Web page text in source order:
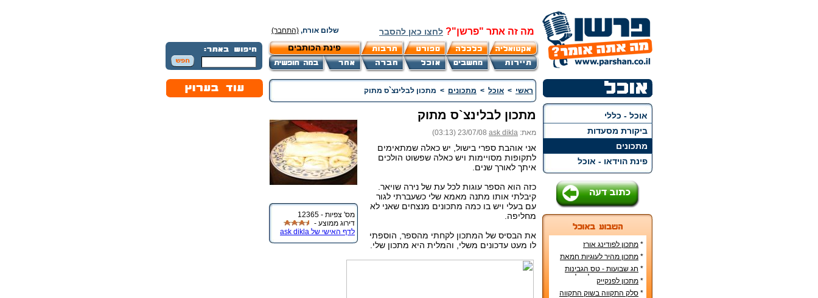
מה זה אתר "פרשן"? לחצו כאן להסבר שלום אורח, (התחבר)
פינת הכותבים
אוכל - כללי
ביקורת מסעדות
מתכונים
פינת הוידאו - אוכל
* מתכון לפודינג אורז
* מתכון מהיר לעוגיות חמאת
בוטנים
* חג שבועות - טס הגבינות
טס בטרם הונח על שולחן
החג
* מתכון לפנקייק
* סלק התקווה בשוק התקווה
ראשי > אוכל > מתכונים > מתכון לבלינצ`ס מתוק
מס' צפיות - 12365
דירוג ממוצע -
לדף האישי של ask dikla
מתכון לבלינצ`ס מתוק
מאת: ask dikla
23/07/08 (03:13)
אני אוהבת ספרי בישול, יש כאלה שמתאימים
לתקופות מסויימות ויש כאלה שפשוט הולכים
איתך לאורך שנים.
כזה הוא הספר עוגות לכל עת של נירה שויאר.
קיבלתי אותו מתנה מאמא שלי כשעברתי לגור
עם בעלי ויש בו כמה מתכונים מנצחים שאני לא
מחליפה.
את הבסיס של המתכון לקחתי מהספר, הוספתי
לו מעט עדכונים משלי, והמלית היא מתכון שלי.